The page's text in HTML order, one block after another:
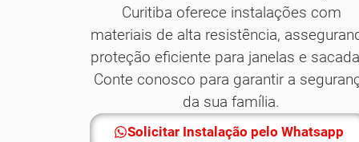
Curitiba oferece instalações com
materiais de alta resistência,
proteção eficiente para janelas e
Conte conosco para garantir a
da sua família.
Solicitar Instalação pelo Whatsapp